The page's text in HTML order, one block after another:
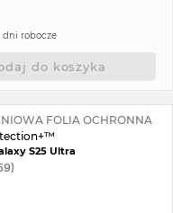
dni robocze
do koszyka
FOLIA OCHRONNA
S25 Ultra